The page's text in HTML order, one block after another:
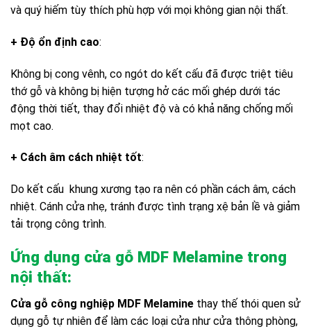
và quý hiếm tùy thích phù hợp với mọi không gian nội thất.
+ Độ ổn định cao:
Không bị cong vênh, co ngót do kết cấu đã được triệt tiêu
thớ gỗ và không bị hiện tượng hở các mối ghép dưới tác
động thời tiết, thay đổi nhiệt độ và có khả năng chống mối
mọt cao.
+ Cách âm cách nhiệt tốt:
Do kết cấu khung xương tạo ra nên có phần cách âm, cách
nhiệt. Cánh cửa nhẹ, tránh được tình trạng xệ bản lề và giảm
tải trọng công trình.
Ứng dụng cửa gỗ MDF Melamine trong
nội thất:
Cửa gỗ công nghiệp MDF Melamine thay thế thói quen sử
dụng gỗ tự nhiên để làm các loại cửa như cửa thông phòng,